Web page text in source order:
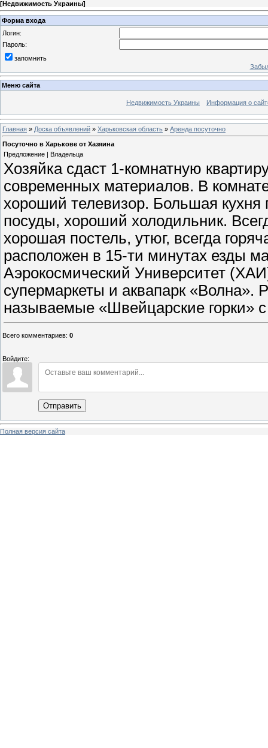
[Недвижимость Украины]
Форма входа
Логин:
Пароль:
запомнить
Меню сайта
Недвижимость Украины Информация о
Главная » Доска объявлений » Харьковская область » Аренда посуточно
Посуточно в Харькове от Хазяина
Предложение | Владельца
Хозяйка сдаст 1-комнатную
современных материалов. В
хороший телевизор. Большая кухня
посуды, хороший холодильник.
хорошая постель, утюг, всегда
расположен в 15-ти минутах езды
Аэрокосмический Университет
супермаркеты и аквапарк «Волна».
называемые «Швейцарские горки»
Всего комментариев: 0
Войдите:
Отправить
Полная версия сайта